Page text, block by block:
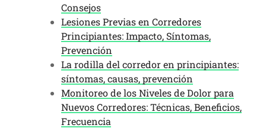
Consejos
Lesiones Previas en Corredores
Principiantes: Impacto, Síntomas,
Prevención
La rodilla del corredor en principiantes:
síntomas, causas, prevención
Monitoreo de los Niveles de Dolor para
Nuevos Corredores: Técnicas, Beneficios,
Frecuencia